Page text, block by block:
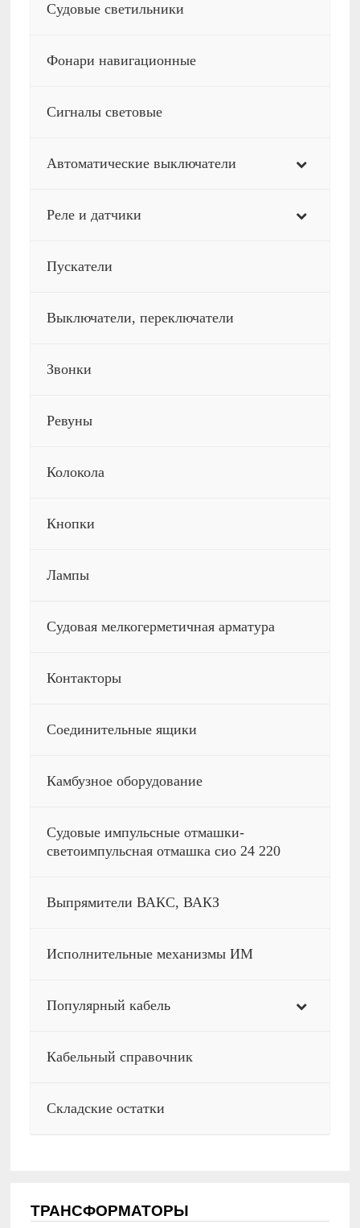
Судовые светильники
Фонари навигационные
Сигналы световые
Автоматические выключатели
Реле и датчики
Пускатели
Выключатели, переключатели
Звонки
Ревуны
Колокола
Кнопки
Лампы
Судовая мелкогерметичная арматура
Контакторы
Соединительные ящики
Камбузное оборудование
Судовые импульсные отмашки-
светоимпульсная отмашка сио 24 220
Выпрямители ВАКС, ВАКЗ
Исполнительные механизмы ИМ
Популярный кабель
Кабельный справочник
Складские остатки
ТРАНСФОРМАТОРЫ